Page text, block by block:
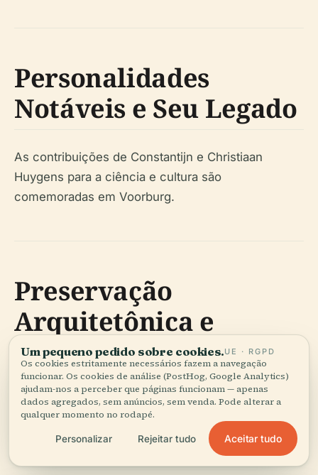
Personalidades
Notáveis e Seu Legado
As contribuições de Constantijn e Christiaan
Huygens para a ciência e cultura são
comemoradas em Voorburg.
Preservação
Arquitetônica e
Renovação Urbana
Projetos de restauração e planejamento urbano
cuidadoso mantêm o caráter histórico de Voorburg,
ao mesmo tempo que acomodam a vida moderna.
Um pequeno pedido sobre cookies.UE · RGPD
Os cookies estritamente necessários fazem a navegação
funcionar. Os cookies de análise (PostHog, Google Analytics)
ajudam-nos a perceber que páginas funcionam — apenas
dados agregados, sem anúncios, sem venda. Pode alterar a
qualquer momento no rodapé.
Personalizar Rejeitar tudo Aceitar tudo